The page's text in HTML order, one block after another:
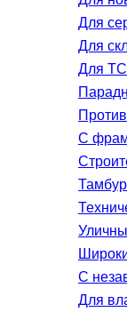
Для
Для
Для
С
С
Для